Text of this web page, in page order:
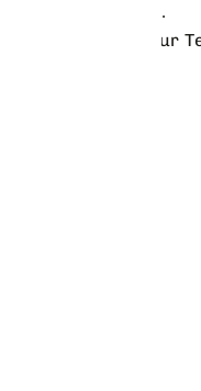
rights reserved.
Our